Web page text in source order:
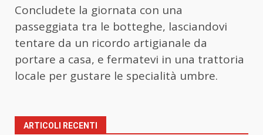
Concludete la giornata con una
passeggiata tra le botteghe, lasciandovi
tentare da un ricordo artigianale da
portare a casa, e fermatevi in una trattoria
locale per gustare le specialità umbre.
ARTICOLI RECENTI